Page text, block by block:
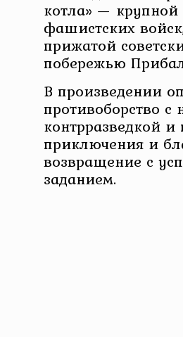
котла» —
фашистских
прижатой
побережью
В произведении
противоборство с
контрразведкой и
приключения и
возвращение с
заданием.